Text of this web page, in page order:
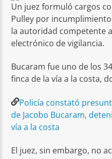
Un juez formuló cargos
Pulley por
la autoridad competente
electrónico de vigilancia.
Bucaram fue uno de los
finca de la vía a la costa,
Policía constató
de Jacobo Bucaram,
vía a la costa
El juez, sin embargo, no